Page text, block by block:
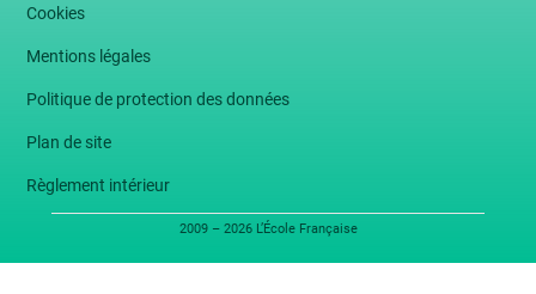
Cookies
Mentions légales
Politique de protection des données
Plan de site
Règlement intérieur
2009 – 2026 L’École Française